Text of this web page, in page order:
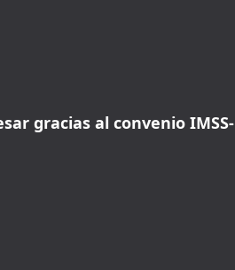
gracias al convenio IMSS-